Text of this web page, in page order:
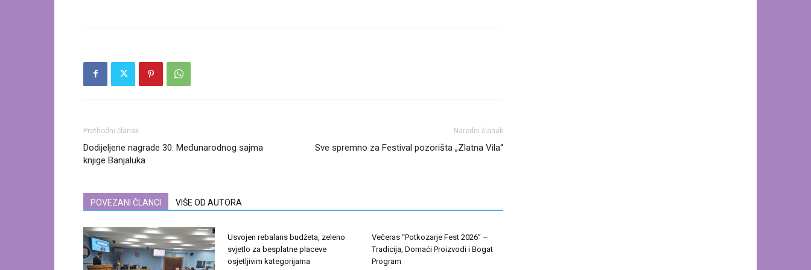
Prethodni članak
Dodijeljene nagrade 30. Međunarodnog sajma
knjige Banjaluka
Naredni članak
Sve spremno za Festival pozorišta „Zlatna Vila“
POVEZANI ČLANCI VIŠE OD AUTORA
Usvojen rebalans budžeta, zeleno
svjetlo za besplatne placeve
osjetljivim kategorijama
Večeras “Potkozarje Fest 2026” –
Tradicija, Domaći Proizvodi i Bogat
Program